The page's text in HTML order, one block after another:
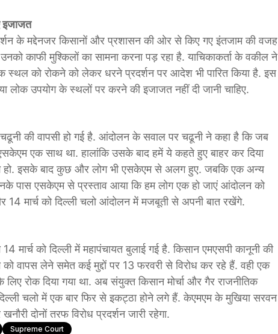
इजाजत
के मद्देनजर किसानों और प्रशासन की ओर से किए गए इंतजाम की वजह
काफी मुश्किलों का सामना करना पड़ रहा है. याचिकाकर्ता के वकील ने
स्थल को रोकने को लेकर धरने प्रदर्शन पर आदेश भी पारित किया है. इस
लोक उपयोग के स्थलों पर करने की इजाजत नहीं दी जानी चाहिए.
की वापसी हो गई है. आंदोलन के सवाल पर चढूनी ने कहा है कि जब
एक साथ था. हालांकि उसके बाद हमें ये कहते हुए बाहर कर दिया
हो. इसके बाद कुछ और लोग भी एसकेएम से अलग हुए. जबकि एक अन्य
पास एसकेएम से प्रस्ताव आया कि हम लोग एक हो जाएं आंदोलन को
मार्च को दिल्ली चलो आंदोलन में मजबूती से अपनी बात रखेंगे.
मार्च को दिल्ली में महापंचायत बुलाई गई है. किसान एमएसपी कानूनी की
को वापस लेने समेत कई मुद्दों पर 13 फरवरी से विरोध कर रहे हैं. वही एक
रोक दिया गया था. अब संयुक्त किसान मोर्चा और गैर राजनीतिक
चलो में एक बार फिर से इकट्ठा होने लगे हैं. केएमएम के मुखिया सरवन
दोनों तरफ विरोध प्रदर्शन जारी रहेगा.
Supreme Court